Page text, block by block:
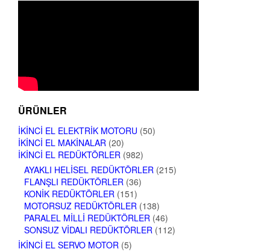
ÜRÜNLER
İKINCI EL ELEKTRIK MOTORU (50)
İKINCI EL MAKINALAR (20)
İKINCI EL REDÜKTÖRLER (982)
AYAKLI HELISEL REDÜKTÖRLER (215)
FLANŞLI REDÜKTÖRLER (36)
KONIK REDÜKTÖRLER (151)
MOTORSUZ REDÜKTÖRLER (138)
PARALEL MILLI REDÜKTÖRLER (46)
SONSUZ VIDALI REDÜKTÖRLER (112)
İKINCI EL SERVO MOTOR (5)